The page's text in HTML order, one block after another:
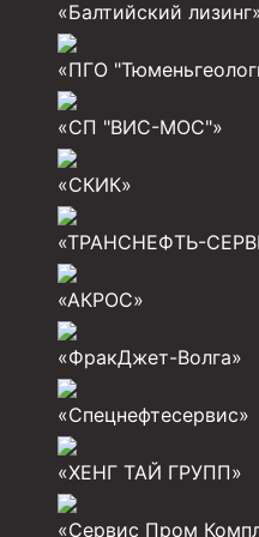
Муфта ОТТМ 178
Муфта ОТТМ 168
Муфта ОТТМ 114
Муфта ОТТГ 127
Муфта ОТТГ 114
Буровое
«Балтийский
«ПГО
«СП "ВИС-МОС"»
«СКИК»
«ТРАНСНЕФТЬ-
«АКРОС»
«ФракДжет-Волга»
«Спецнефтесервис»
«ХЕНГ ТАЙ ГРУПП»
«Сервис Пром